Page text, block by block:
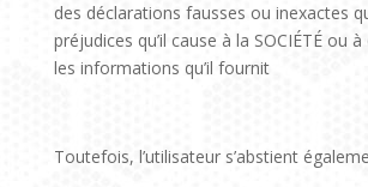
des déclarations fausses ou inexactes
préjudices qu’il cause à la SOCIÉTÉ ou
les informations qu’il fournit
Toutefois, l’utilisateur s’abstient